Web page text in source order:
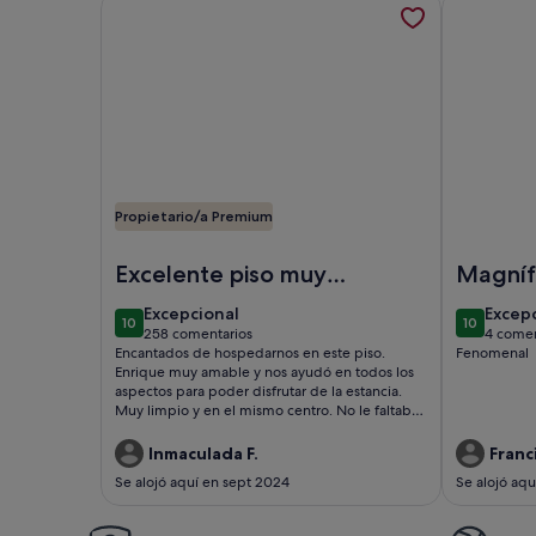
Propietario/a Premium
Excelente piso muy
recomendable
1010 de 10
Excepcional
excepcional
258 comentarios
(258 comentarios)
Encantados de hospedarnos en este piso.
Enrique muy amable y nos ayudó en todos los
aspectos para poder disfrutar de la estancia.
Muy limpio y en el mismo centro. No le faltaba
Cocina completa. Baño con ducha
.ggrduchady.vventilador..grande.enla.habitaciones
Inmaculada F.
Se alojó aquí en sept 2024
1010 de 10
4
(4
Fenomenal
Se alojó